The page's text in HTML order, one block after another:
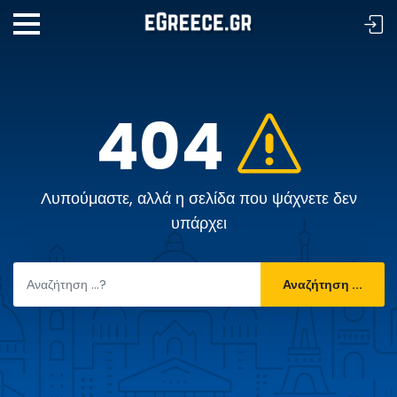
404
Λυπούμαστε, αλλά η σελίδα που ψάχνετε δεν
υπάρχει